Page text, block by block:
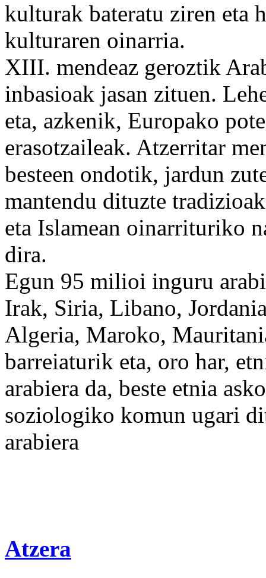
kulturak bateratu ziren eta
kulturaren oinarria.
XIII. mendeaz geroztik
inbasioak jasan zituen.
eta, azkenik, Europako
erasotzaileak. Atzerritar
besteen ondotik, jardun
mantendu dituzte
eta Islamean oinarrituriko
dira.
Egun 95 milioi inguru
Irak, Siria, Libano,
Algeria, Maroko,
barreiaturik eta, oro har,
arabiera da, beste etnia
soziologiko komun ugari
arabiera
Atzera